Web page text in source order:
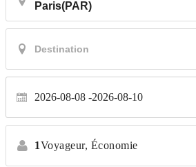
2026-08-08 2026-08-10
1Voyageur, Économie